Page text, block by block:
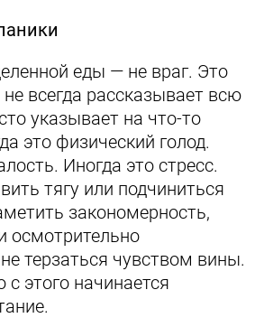
еды — не враг. Это
всегда рассказывает всю
указывает на что-то
это физический голод.
Иногда это стресс.
тягу или подчиниться
закономерность,
осмотрительно
терзаться чувством вины.
этого начинается